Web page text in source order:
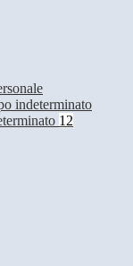
indeterminato
12